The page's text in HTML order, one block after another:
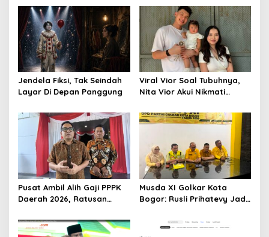
Jendela Fiksi, Tak Seindah
Layar Di Depan Panggung
Viral Vior Soal Tubuhnya,
Nita Vior Akui Nikmati
Pusat Ambil Alih Gaji PPPK
Daerah 2026, Ratusan
Musda XI Golkar Kota
Bogor: Rusli Prihatevy Jadi